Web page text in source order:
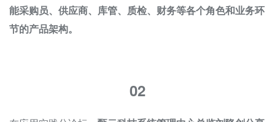
能采购员、供应商、库管、质检、财务等各个角色和业务环
节的产品架构。
02